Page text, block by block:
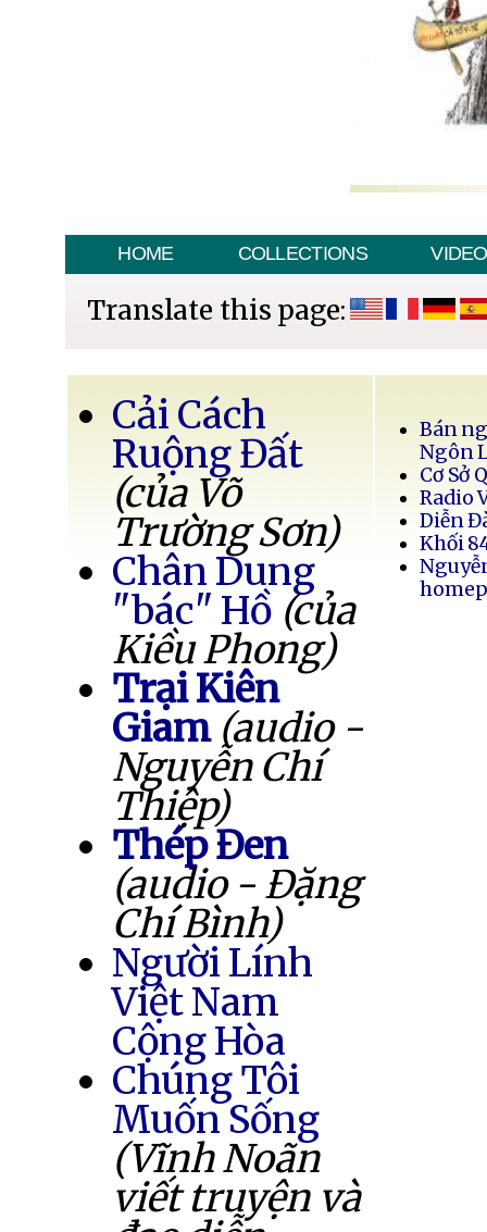
HOME COLLECTIONS VIDEO
Translate this page:
Cải Cách
Ruộng Đất
(của Võ
Trường Sơn)
Chân Dung
"bác" Hồ (của
Kiều Phong)
Trại Kiên
Giam (audio -
Nguyễn Chí
Thiệp)
Thép Đen
(audio - Đặng
Chí Bình)
Người Lính
Việt Nam
Cộng Hòa
Chúng Tôi
Muốn Sống
(Vĩnh Noãn
viết truyện và
Bán
Ngôn
Cơ Sở
Radio
Diễn
Khối